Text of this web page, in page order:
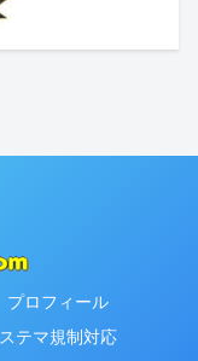
プロフィール
ステマ規制対応